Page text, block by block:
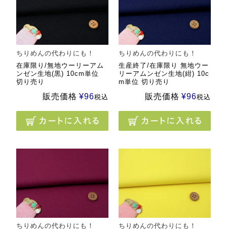
ちりめんの代わりにも！
在庫限り/無地ウーリーアム
ンゼン生地(黒) 10cm単位
切り売り
販売価格 ¥96税込
ちりめんの代わりにも！
生産終了/在庫限り 無地ウー
リーアムンゼン生地(紺) 10c
m単位 切り売り
販売価格 ¥96税込
ちりめんの代わりにも！
ちりめんの代わりにも！